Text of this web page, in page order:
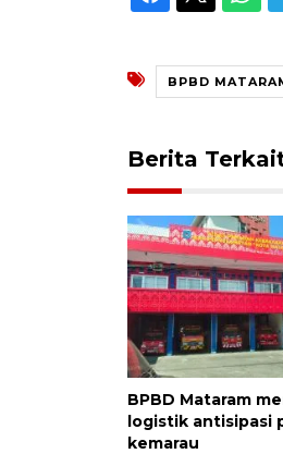
BPBD
Berita
BPBD Mataram
logistik antisipasi
kemarau